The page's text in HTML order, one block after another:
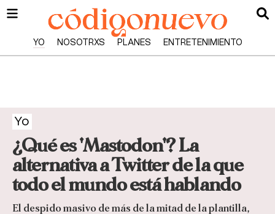
YO NOSOTRXS PLANES ENTRETENIMIENTO
Yo
¿Qué es 'Mastodon'? La
alternativa a Twitter de la que
todo el mundo está hablando
El despido masivo de más de la mitad de la plantilla,